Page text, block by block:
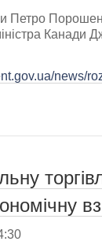
Петро
Канади
news/